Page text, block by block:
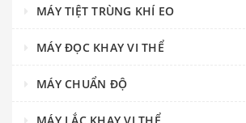
MÁY TIỆT TRÙNG KHÍ EO
MÁY ĐỌC KHAY VI THỂ
MÁY CHUẨN ĐỘ